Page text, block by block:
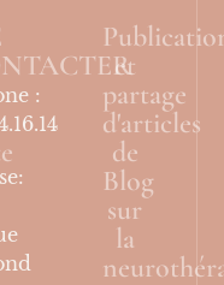
:
et
partage
d'articles
de
Blog
sur
la